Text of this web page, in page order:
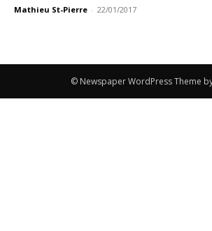
Mathieu St-Pierre - 22/01/2017
© Newspaper WordPress Theme